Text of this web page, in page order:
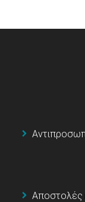
Αποστολές